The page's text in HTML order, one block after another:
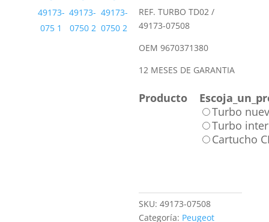
REF. TURBO TD02 /
49173-07508
OEM 9670371380
12 MESES DE GARANTIA
Producto
Turbo
Turbo
Cartucho
SKU:49173-07508
Categoría: Peugeot